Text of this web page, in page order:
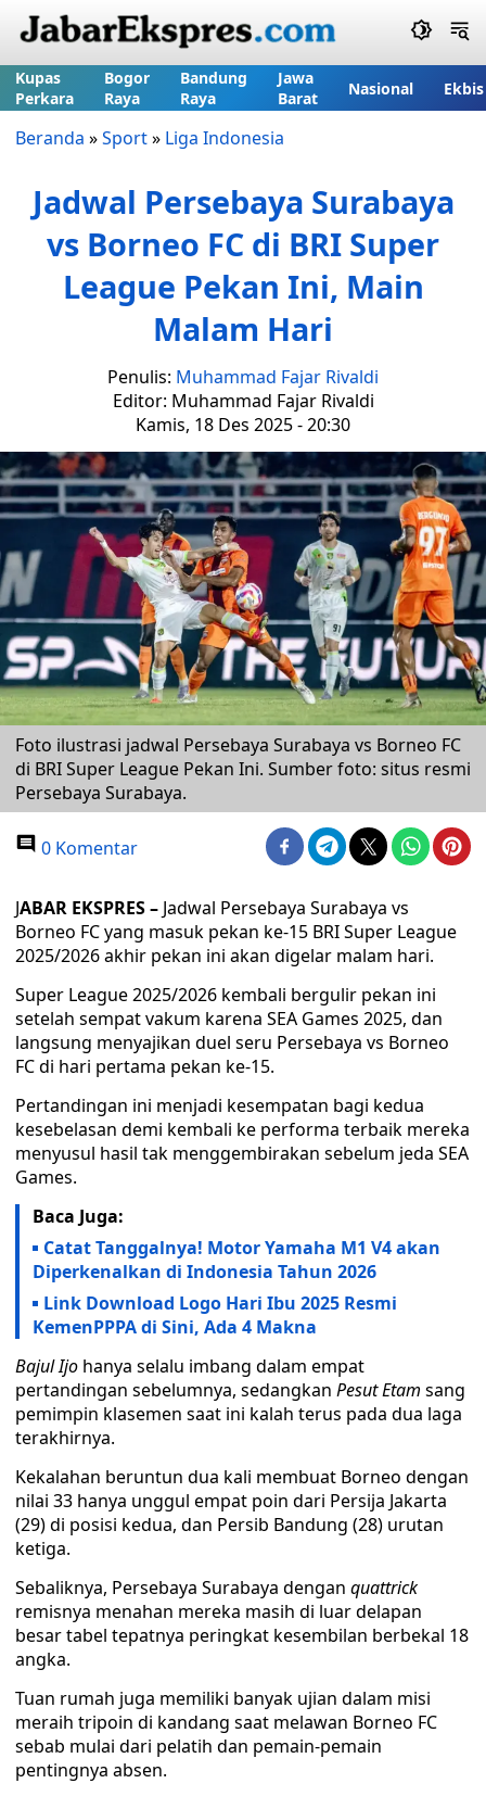
Kupas
Perkara
Bogor
Raya
Bandung
Raya
Jawa
Barat
Nasional Ekbis
Beranda »Sport» Liga Indonesia
Jadwal Persebaya Surabaya
vs Borneo FC di BRI Super
League Pekan Ini, Main
Malam Hari
Penulis: Muhammad Fajar Rivaldi
Editor: Muhammad Fajar Rivaldi
Kamis, 18 Des 2025 - 20:30
Foto ilustrasi jadwal Persebaya Surabaya vs Borneo FC
di BRI Super League Pekan Ini. Sumber foto: situs resmi
Persebaya Surabaya.
0 Komentar
JABAR EKSPRES – Jadwal Persebaya Surabaya vs
Borneo FC yang masuk pekan ke-15 BRI Super League
2025/2026 akhir pekan ini akan digelar malam hari.
Super League 2025/2026 kembali bergulir pekan ini
setelah sempat vakum karena SEA Games 2025, dan
langsung menyajikan duel seru Persebaya vs Borneo
FC di hari pertama pekan ke-15.
Pertandingan ini menjadi kesempatan bagi kedua
kesebelasan demi kembali ke performa terbaik mereka
menyusul hasil tak menggembirakan sebelum jeda SEA
Games.
Baca Juga:
Catat Tanggalnya! Motor Yamaha M1 V4 akan
Diperkenalkan di Indonesia Tahun 2026
Link Download Logo Hari Ibu 2025 Resmi
KemenPPPA di Sini, Ada 4 Makna
Bajul Ijo hanya selalu imbang dalam empat
pertandingan sebelumnya, sedangkan Pesut Etam sang
pemimpin klasemen saat ini kalah terus pada dua laga
terakhirnya.
Kekalahan beruntun dua kali membuat Borneo dengan
nilai 33 hanya unggul empat poin dari Persija Jakarta
(29) di posisi kedua, dan Persib Bandung (28) urutan
ketiga.
Sebaliknya, Persebaya Surabaya dengan quattrick
remisnya menahan mereka masih di luar delapan
besar tabel tepatnya peringkat kesembilan berbekal 18
angka.
Tuan rumah juga memiliki banyak ujian dalam misi
meraih tripoin di kandang saat melawan Borneo FC
sebab mulai dari pelatih dan pemain-pemain
pentingnya absen.